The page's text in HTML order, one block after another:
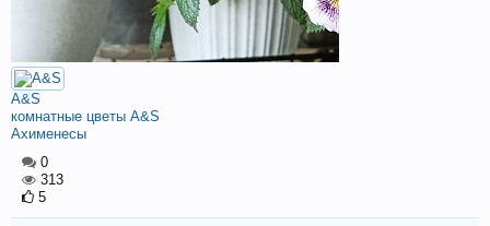
A&S
комнатные цветы A&S
Ахименесы
0
313
5